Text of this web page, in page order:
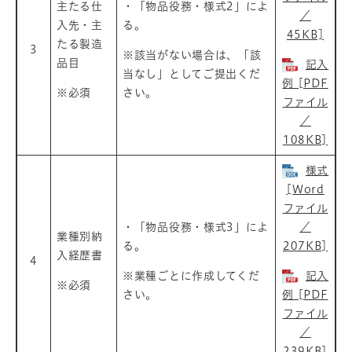
3
主たる仕
入先・主
たる製造
品目
※必須
・「物品役務・様式2」によ
る。
※該当がない場合は、「該
当なし」としてご提出くだ
さい。
／
45KB]
記入
例 [PDF
ファイル
／
108KB]
4
業種別納
入経歴書
※必須
・「物品役務・様式3」によ
る。
※業種ごとに作成してくだ
さい。
様式
[Word
ファイル
／
207KB]
記入
例 [PDF
ファイル
／